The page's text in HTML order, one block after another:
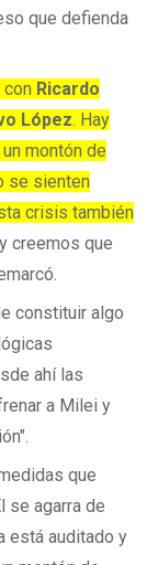
que defienda
Ricardo
López . Hay
montón de
se sienten
crisis también
y creemos que
constituir algo
ahí las
a Milei y
que
se agarra de
está auditado y